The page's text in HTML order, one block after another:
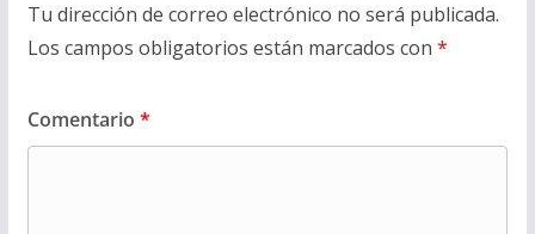
Tu dirección de correo electrónico no será publicada.
Los campos obligatorios están marcados con *
Comentario *